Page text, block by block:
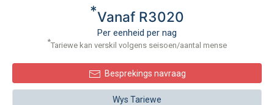
*Vanaf R3020
Per eenheid per nag
*Tariewe kan verskil volgens seisoen/aantal mense
Besprekings navraag
Wys Tariewe